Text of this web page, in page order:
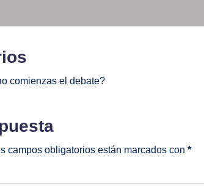
comienzas el debate?
campos obligatorios están marcados con *